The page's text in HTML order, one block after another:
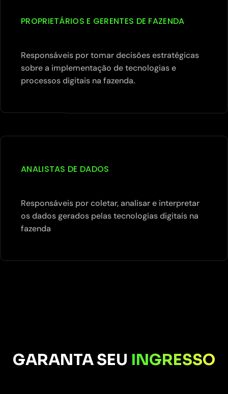
PROPRIETÁRIOS E GERENTES DE FAZENDA
Responsáveis por tomar decisões estratégicas
sobre a implementação de tecnologias e
processos digitais na fazenda.
ANALISTAS DE DADOS
Responsáveis por coletar, analisar e interpretar
os dados gerados pelas tecnologias digitais na
fazenda
GARANTA SEU INGRESSO